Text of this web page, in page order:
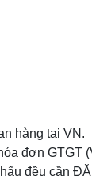
hàng tại VN.
đơn GTGT
đều cần